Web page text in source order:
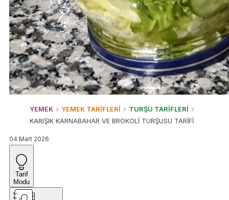
YEMEK YEMEK TARİFLERİ
TURŞU TARİFLERİ
KARIŞIK KARNABAHAR VE BROKOLİ TURŞUSU TARİFİ
04 Mart 2026
Tarif
Modu